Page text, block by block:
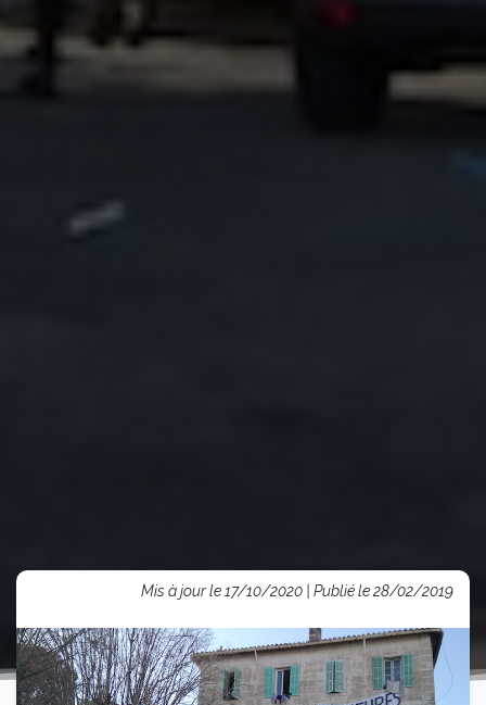
Mis à jour le 17/10/2020 | Publié le 28/02/2019